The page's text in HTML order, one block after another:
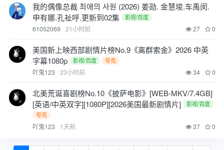
我的偶像总裁 최애의 사원 (2026) 姜勋. 金慧埈.车禹闵.
申有娜.孔祉呼.更新到02集
影视/百度
61052069 21小时前 27 0
美国新上映西部剧情片榜No.9《离群索金》2026 中英
字幕1080p
影视/百度 夸克
吖鬼123 23小时前 34 0
北美荒诞喜剧榜No.10《披萨电影》[WEB-MKV/7.4GB]
[英语/中英双字][1080P][2026美国最新剧情片]
影视/百度
夸克
吖鬼123 1天前 37 0